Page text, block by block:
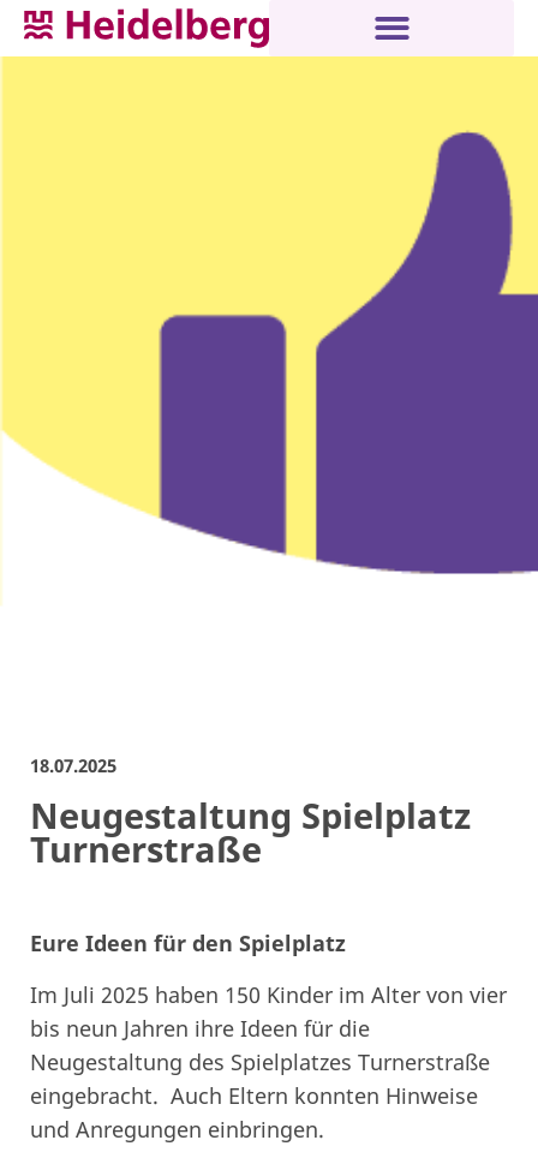
18.07.2025
Neugestaltung Spielplatz
Turnerstraße
Eure Ideen für den Spielplatz
Im Juli 2025 haben 150 Kinder im Alter von vier
bis neun Jahren ihre Ideen für die
Neugestaltung des Spielplatzes Turnerstraße
eingebracht. Auch Eltern konnten Hinweise
und Anregungen einbringen.